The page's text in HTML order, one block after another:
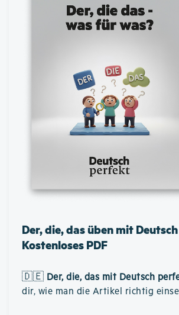
Der, die, das üben mit
Kostenloses PDF
🇩🇪 Der, die, das mit Deutsch
dir, wie man die Artikel richtig